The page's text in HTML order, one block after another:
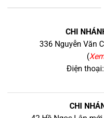
CHI
336 Nguyễn Văn
(
Điện thoại:
CHI